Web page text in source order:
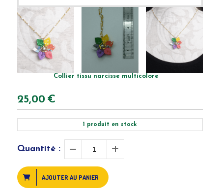
Collier tissu narcisse multicolore
25,00 €
1 produit en stock
Quantité :
AJOUTER AU PANIER